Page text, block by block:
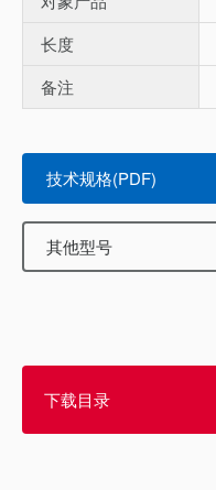
长度
备注
技术规格(PDF)
其他型号
下载目录